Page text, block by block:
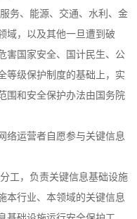
、能源、交通、水利、金
域，以及其他一旦遭到破
害国家安全、国计民生、公
等级保护制度的基础上，实
围和安全保护办法由国务院
运营者自愿参与关键信息
，负责关键信息基础设施
本行业、本领域的关键信息